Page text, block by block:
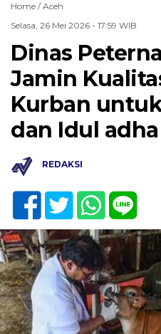
Home /Aceh
Selasa, 26 Mei 2026 - 17:59 WIB
Dinas
Jamin
Kurban
dan Idul adha
REDAKSI